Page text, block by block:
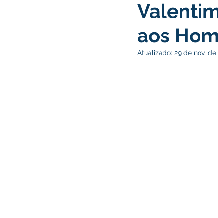
Administração e Finanças
aos
Atualizado: 29 de nov. de